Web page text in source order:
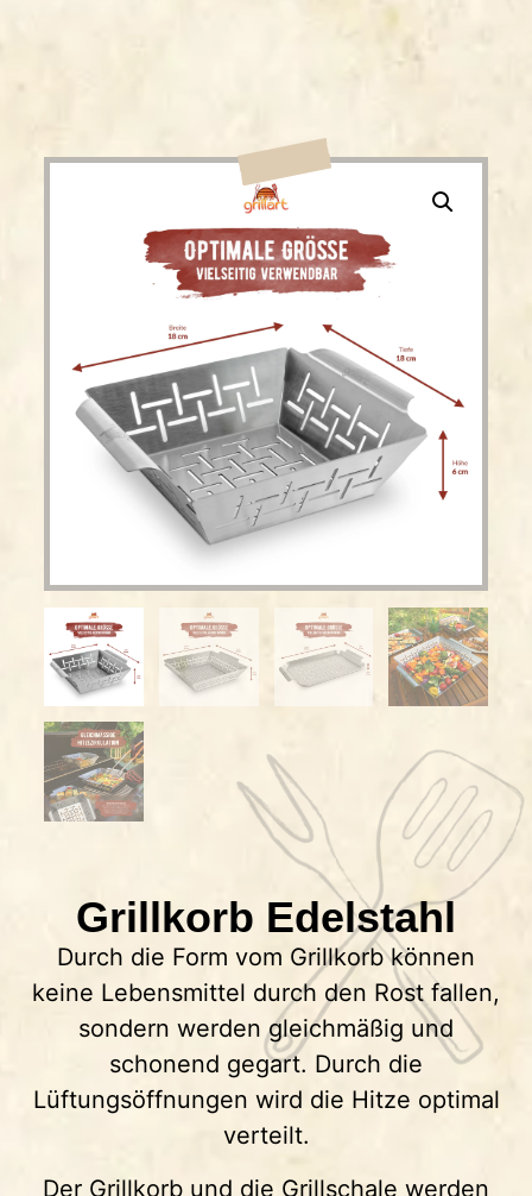
Grillkorb Edelstahl
Durch die Form vom Grillkorb können
keine Lebensmittel durch den Rost fallen,
sondern werden gleichmäßig und
schonend gegart. Durch die
Lüftungsöffnungen wird die Hitze optimal
verteilt.
Der Grillkorb und die Grillschale werden